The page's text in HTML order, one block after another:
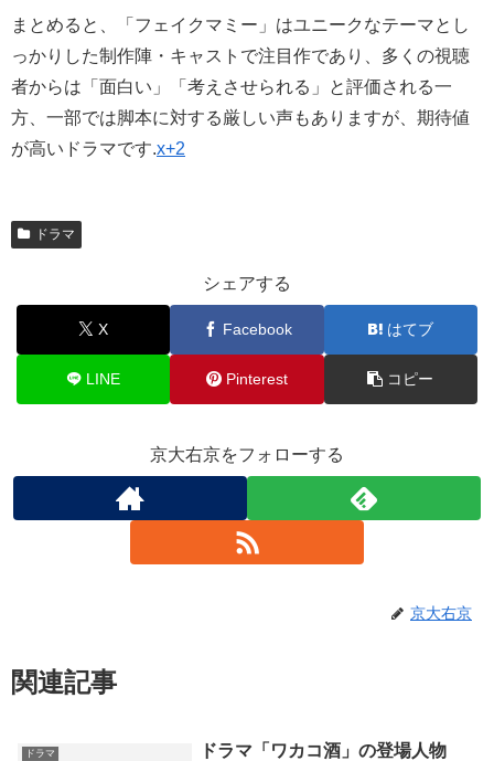
まとめると、「フェイクマミー」はユニークなテーマとし
っかりした制作陣・キャストで注目作であり、多くの視聴
者からは「面白い」「考えさせられる」と評価される一
方、一部では脚本に対する厳しい声もありますが、期待値
が高いドラマです.x+2
ドラマ
シェアする
X Facebook はてブ
LINE Pinterest コピー
京大右京をフォローする
京大右京
関連記事
ドラマ ドラマ「ワカコ酒」の登場人物